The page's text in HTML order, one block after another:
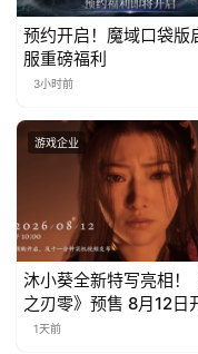
茶
对
接
会
站
预约开启！魔域口袋版
服重磅福利
3小时前
游戏企业
沐小葵全新特写亮相！
之刃零》预售 8月12日
1天前